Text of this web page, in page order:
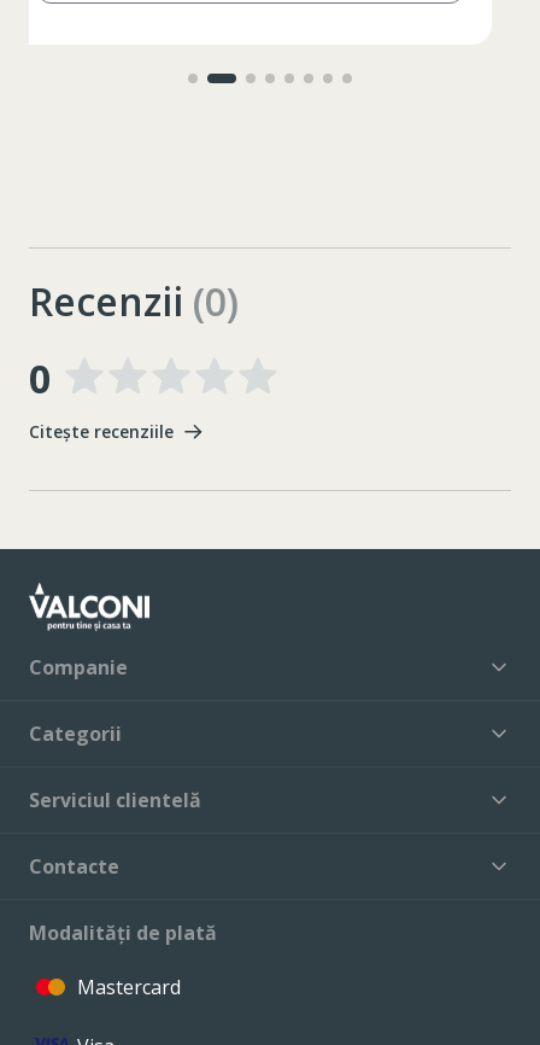
Recenzii (0)
0
Citește recenziile
Companie
Categorii
Serviciul clientelă
Contacte
Modalități de plată
Mastercard